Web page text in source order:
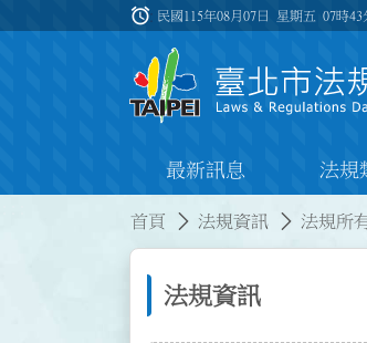
:::
alarm 民國115年08月07日 星期五07時43
最新訊息 法規
首頁 法規資訊 法規所
法規資訊